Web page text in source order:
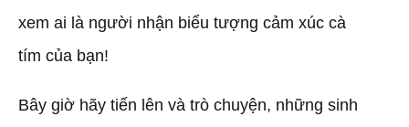
xem ai là người nhận biểu tượng cảm xúc cà
tím của bạn!
Bây giờ hãy tiến lên và trò chuyện, những sinh